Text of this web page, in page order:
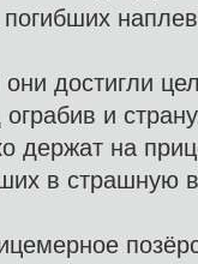
достигли
и
держат на
в страшную